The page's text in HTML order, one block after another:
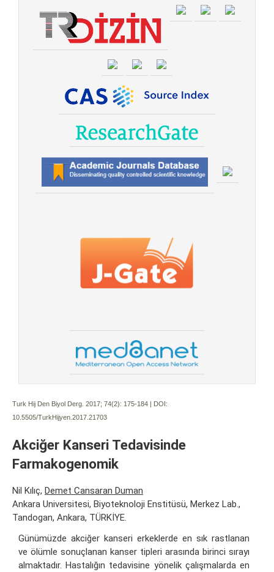
Turk Hij Den Biyol Derg. 2017; 74(2): 175-184 | DOI:
10.5505/TurkHijyen.2017.21703
Akciğer Kanseri Tedavisinde
Farmakogenomik
Nil Kılıç, Demet Cansaran Duman
Ankara Universitesi, Biyoteknoloji Enstitüsü, Merkez Lab.,
Tandogan, Ankara, TÜRKİYE.
Günümüzde akciğer kanseri erkeklerde en sık rastlanan
ve ölümle sonuçlanan kanser tipleri arasında birinci sırayı
almaktadır. Hastalığın tedavisine yönelik çalışmalarda en